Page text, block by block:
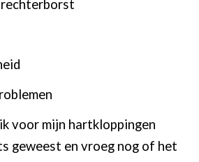
voor mijn hartkloppingen
geweest en vroeg nog of het